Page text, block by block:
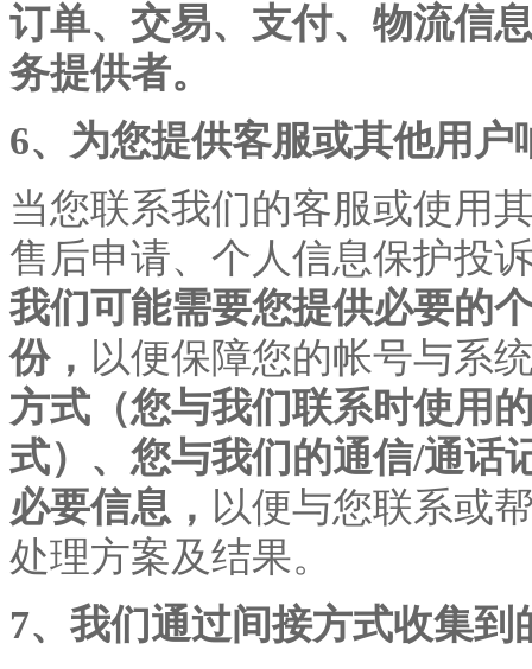
订单、交易、支付、物流信
务提供者。
6、为您提供客服或其他用户
当您联系我们的客服或使用
售后申请、个人信息保护投
我们可能需要您提供必要的
份， 以便保障您的帐号与系
方式（您与我们联系时使用
式）、您与我们的通信/通话
必要信息， 以便与您联系或
处理方案及结果。
7、我们通过间接方式收集到